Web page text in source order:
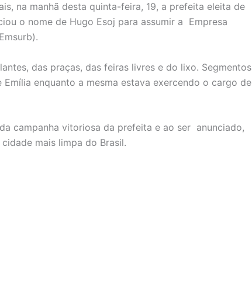
na manhã desta quinta-feira, 19, a prefeita eleita de
o nome de Hugo Esoj para assumir a Empresa
das praças, das feiras livres e do lixo. Segmentos
Emília enquanto a mesma estava exercendo o cargo de
campanha vitoriosa da prefeita e ao ser anunciado,
mais limpa do Brasil.